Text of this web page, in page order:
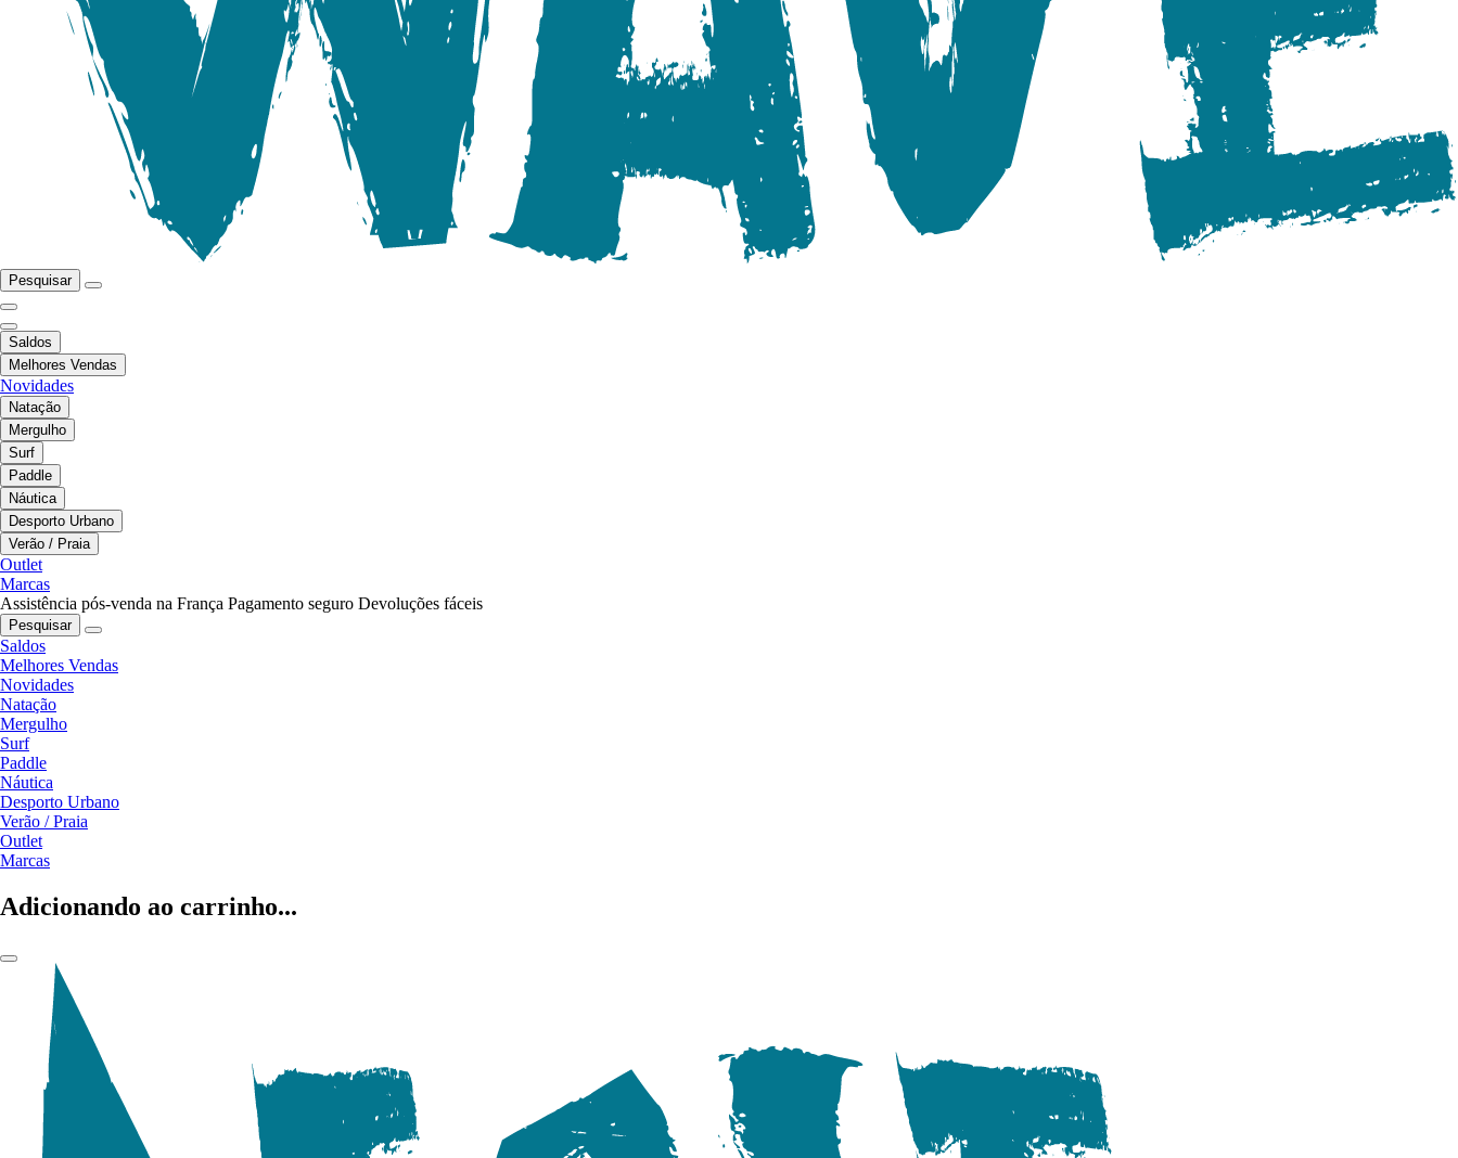
Pesquisar
Saldos
Melhores Vendas
Novidades
Natação
Mergulho
Surf
Paddle
Náutica
Desporto Urbano
Verão / Praia
Outlet
Marcas
Assistência pós-venda na França Pagamento seguro Devoluções fáceis
Pesquisar
Saldos
Melhores Vendas
Novidades
Natação
Mergulho
Surf
Paddle
Náutica
Desporto Urbano
Verão / Praia
Outlet
Marcas
Adicionando ao carrinho...